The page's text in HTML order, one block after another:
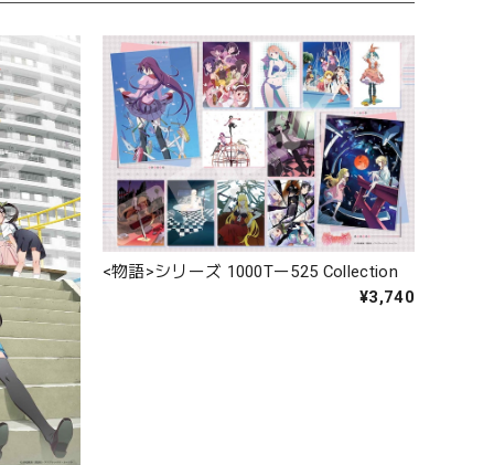
<物語>シリーズ 1000Tー525 Collection
¥3,740